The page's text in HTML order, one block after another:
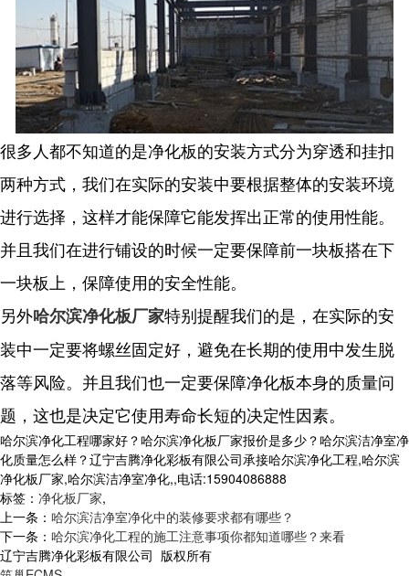
很多人都不知道的是净化板的安装方式分为穿透和挂扣
两种方式，我们在实际的安装中要根据整体的安装环境
进行选择，这样才能保障它能发挥出正常的使用性能。
并且我们在进行铺设的时候一定要保障前一块板搭在下
一块板上，保障使用的安全性能。
另外哈尔滨净化板厂家特别提醒我们的是，在实际的安
装中一定要将螺丝固定好，避免在长期的使用中发生脱
落等风险。并且我们也一定要保障净化板本身的质量问
题，这也是决定它使用寿命长短的决定性因素。
哈尔滨净化工程哪家好？哈尔滨净化板厂家报价是多少？哈尔滨洁净室净
化质量怎么样？辽宁吉腾净化彩板有限公司承接哈尔滨净化工程,哈尔滨
净化板厂家,哈尔滨洁净室净化,,电话:15904086888
标签： 净化板厂家,
上一条： 哈尔滨洁净室净化中的装修要求都有哪些？
下一条： 哈尔滨净化工程的施工注意事项你都知道哪些？来看
辽宁吉腾净化彩板有限公司 版权所有